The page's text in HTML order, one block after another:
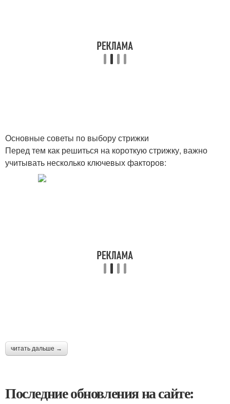
Основные советы по выбору стрижки
Перед тем как решиться на короткую стрижку, важно
учитывать несколько ключевых факторов:
читать дальше →
Последние обновления на сайте: